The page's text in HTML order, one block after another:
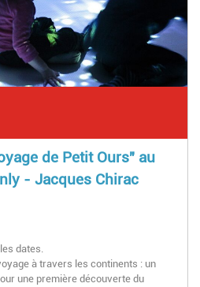
de Petit Ours" au
- Jacques Chirac
dates.
à travers les continents : un
une première découverte du